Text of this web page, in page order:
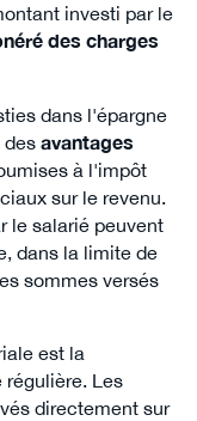
investi par le
des charges
dans l'épargne
des avantages
à l'impôt
sur le revenu.
le salarié peuvent
dans la limite de
sommes versés
est la
régulière. Les
directement sur